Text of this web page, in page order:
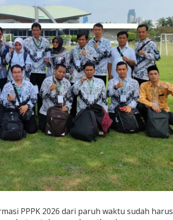
PPPK 2026 dari paruh waktu sudah harus